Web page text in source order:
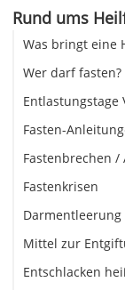
Rund ums
Was bringt eine
Wer darf fasten?
Entlastungstage
Fasten-
Fastenbrechen /
Fastenkrisen
Mittel zur
Entschlacken